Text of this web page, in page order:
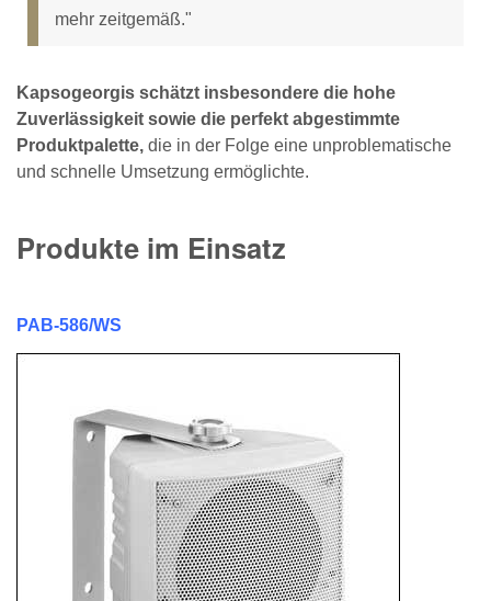
mehr zeitgemäß."
Kapsogeorgis schätzt insbesondere die hohe
Zuverlässigkeit sowie die perfekt abgestimmte
Produktpalette, die in der Folge eine unproblematische
und schnelle Umsetzung ermöglichte.
Produkte im Einsatz
PAB-586/WS